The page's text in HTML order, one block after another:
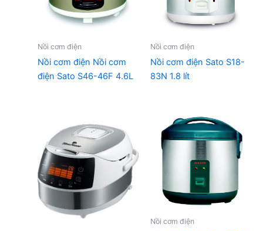
Nồi cơm điện
Nồi cơm điện Nồi cơm
điện Sato S46-46F 4.6L
Nồi cơm điện
Nồi cơm điện Sato S18-
83N 1.8 lít
Nồi cơm điện